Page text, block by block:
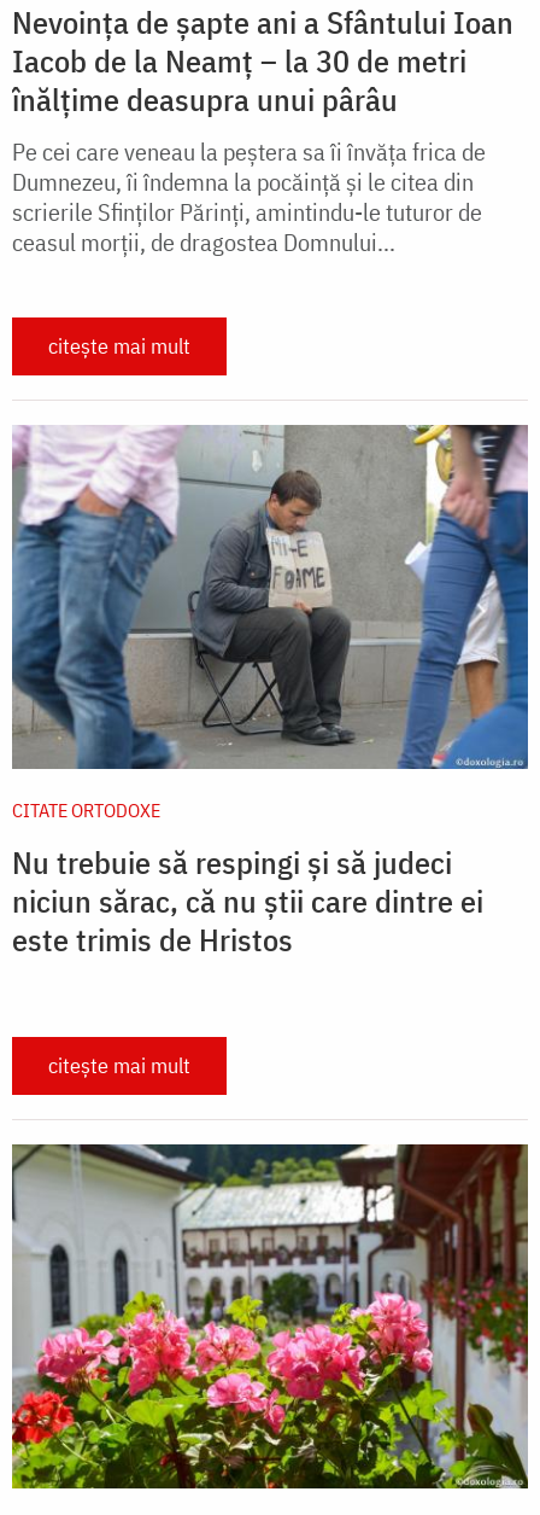
Nevoința de șapte ani a Sfântului Ioan
Iacob de la Neamț – la 30 de metri
înălțime deasupra unui pârâu
Pe cei care veneau la peștera sa îi învăţa frica de
Dumnezeu, îi îndemna la pocăinţă și le citea din
scrierile Sfinţilor Părinţi, amintindu-le tuturor de
ceasul morţii, de dragostea Domnului...
citește mai mult
CITATE ORTODOXE
Nu trebuie să respingi și să judeci
niciun sărac, că nu știi care dintre ei
este trimis de Hristos
citește mai mult